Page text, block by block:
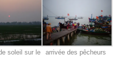
soleil sur le
arrivée des pêcheurs